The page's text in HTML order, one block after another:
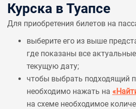
Курска в Туапсе
Для приобретения билетов на
выберите его из выше
где показаны все
текущую дату;
чтобы выбрать подходящий
необходимо нажать на
на схеме необходимое